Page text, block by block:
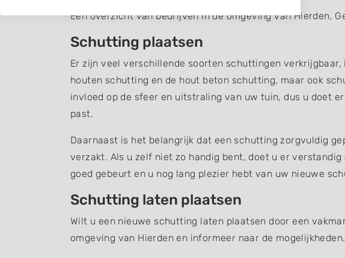
Een overzicht van bedrijven in de omgeving van Hierden,
Schutting plaatsen
Er zijn veel verschillende soorten schuttingen
houten schutting en de hout beton schutting, maar ook
invloed op de sfeer en uitstraling van uw tuin, dus u doet
past.
Daarnaast is het belangrijk dat een schutting zorgvuldig
verzakt. Als u zelf niet zo handig bent, doet u er
goed gebeurt en u nog lang plezier hebt van uw nieuwe
Schutting laten plaatsen
Wilt u een nieuwe schutting laten plaatsen door een
omgeving van Hierden en informeer naar de mogelijkheden.